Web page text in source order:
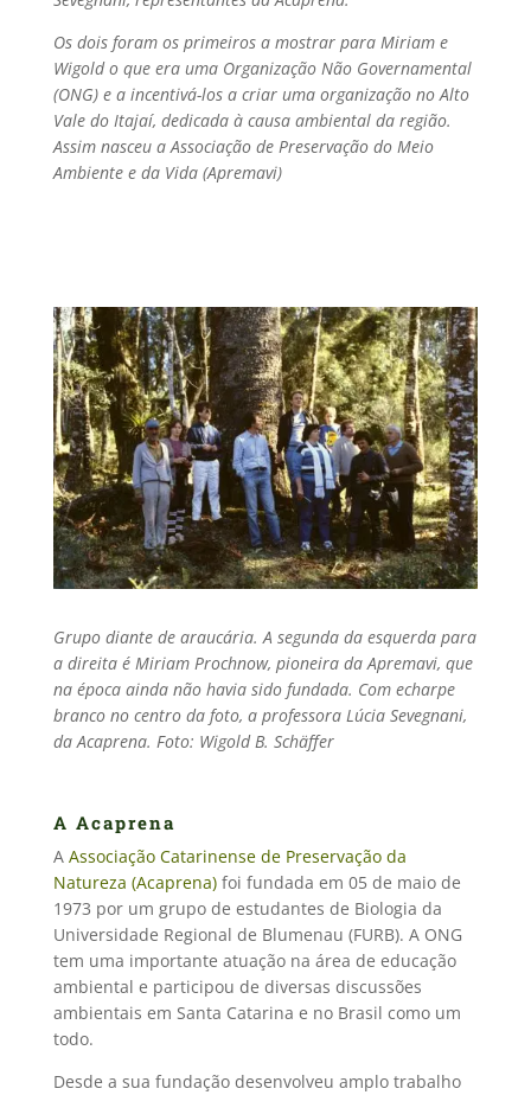
Os dois foram os primeiros a mostrar para Miriam e
Wigold o que era uma Organização Não Governamental
(ONG) e a incentivá-los a criar uma organização no Alto
Vale do Itajaí, dedicada à causa ambiental da região.
Assim nasceu a Associação de Preservação do Meio
Ambiente e da Vida (Apremavi)
Grupo diante de araucária. A segunda da esquerda para
a direita é Miriam Prochnow, pioneira da Apremavi, que
na época ainda não havia sido fundada. Com echarpe
branco no centro da foto, a professora Lúcia Sevegnani,
da Acaprena. Foto: Wigold B. Schäffer
A Acaprena
A Associação Catarinense de Preservação da
Natureza (Acaprena) foi fundada em 05 de maio de
1973 por um grupo de estudantes de Biologia da
Universidade Regional de Blumenau (FURB). A ONG
tem uma importante atuação na área de educação
ambiental e participou de diversas discussões
ambientais em Santa Catarina e no Brasil como um
todo.
Desde a sua fundação desenvolveu amplo trabalho